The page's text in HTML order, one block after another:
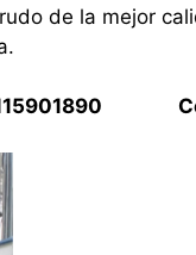
de la mejor